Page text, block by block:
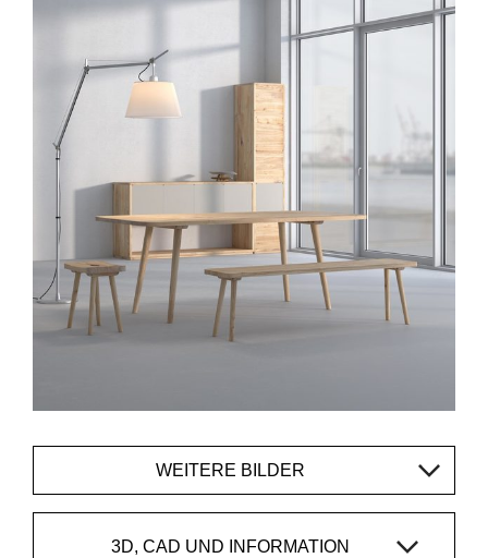
WEITERE BILDER
3D, CAD UND INFORMATION